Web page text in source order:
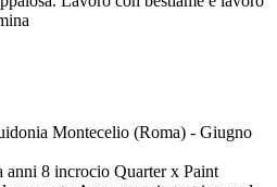
Montecelio (Roma) - Giugno
anni 8 incrocio Quarter x Paint